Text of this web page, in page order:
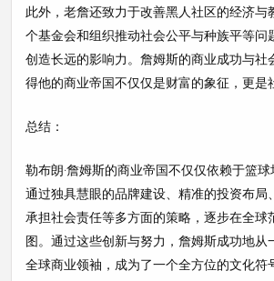
此外，老詹还致力于改善黑人社区的经济与
个基金会和组织推动社会公平与种族平等问
创造长远的影响力。詹姆斯的商业成功与社
得他的商业帝国不仅仅是财富的象征，更是
总结：
勒布朗·詹姆斯的商业帝国不仅仅依赖于篮
通过独具慧眼的品牌建设、精准的投资布局
承担社会责任等多方面的策略，逐步在全球
图。通过这些创新与努力，詹姆斯成功地从
全球商业领袖，成为了一个全方位的文化符